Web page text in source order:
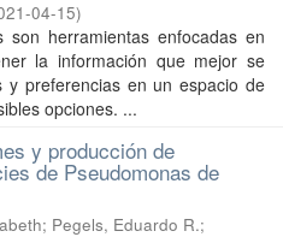
04-15)
son herramientas enfocadas en
la información que mejor se
y preferencias en un espacio de
opciones. ...
y producción de
de Pseudomonas de
Pegels, Eduardo R.;